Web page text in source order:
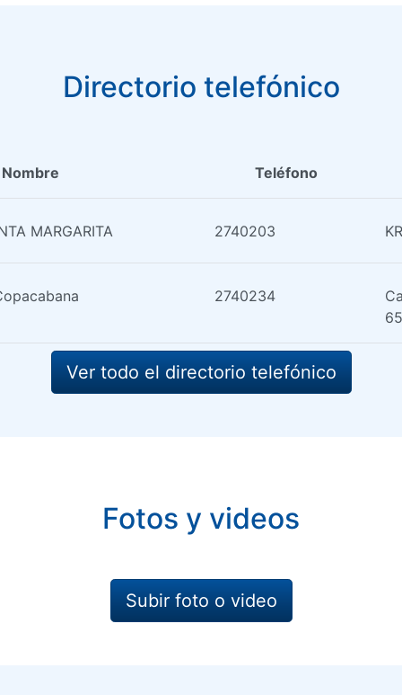
Directorio telefónico
Nombre Teléfono
MARGARITA 2740203
2740234
65
Ver todo el directorio telefónico
Fotos y videos
Subir foto o video